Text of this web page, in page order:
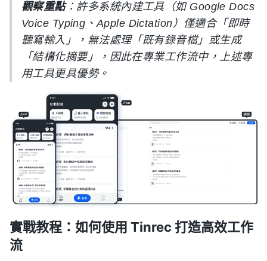
觀察重點：許多系統內建工具（如 Google Docs
Voice Typing、Apple Dictation）僅適合「即時
聽寫輸入」，無法處理「既有錄音檔」或生成
「結構化摘要」，因此在專業工作流中，上述專
用工具更具優勢。
實戰教程：如何使用 Tinrec 打造高效工作
流